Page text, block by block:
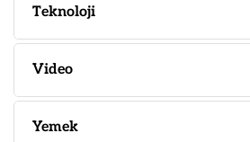
Teknoloji
Video
Yemek